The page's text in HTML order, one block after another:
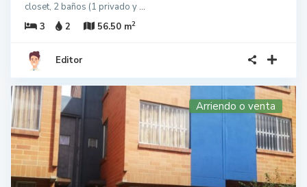
closet, 2 baños (1 privado y...
3
2 56.50 m2
Editor
Arriendo o venta